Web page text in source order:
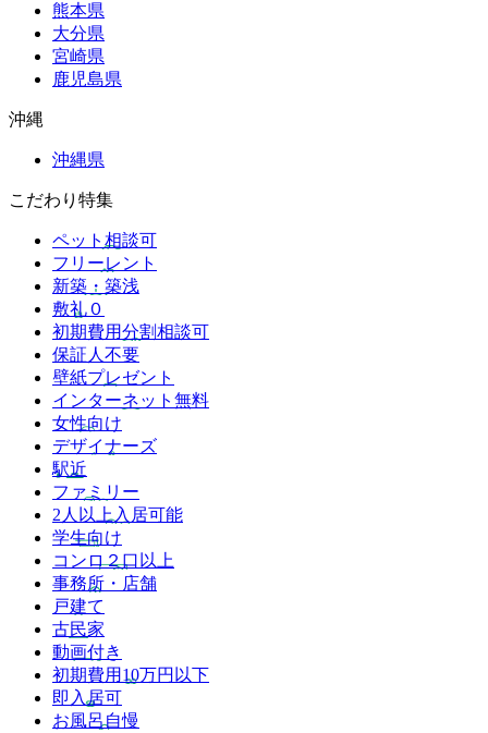
熊本県
大分県
宮崎県
鹿児島県
沖縄
沖縄県
こだわり特集
ペット相談可
フリーレント
新築・築浅
敷礼０
初期費用分割相談可
保証人不要
壁紙プレゼント
インターネット無料
女性向け
デザイナーズ
駅近
ファミリー
2人以上入居可能
学生向け
コンロ２口以上
事務所・店舗
戸建て
古民家
動画付き
初期費用10万円以下
即入居可
お風呂自慢